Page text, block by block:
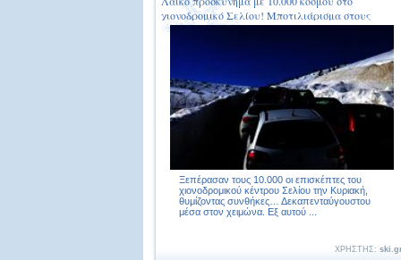
χιονοδρομικό Σελίου! Μποτιλιάρισμα στους
δρόμους
Ξεπέρασαν τους 10.000 οι επισκέπτες του
χιονοδρομικού κέντρου Σελίου την Κυριακή,
θυμίζοντας συνθήκες… Δεκαπενταύγουστου
μέσα στον χειμώνα. Εξ αυτού ...
ΧΡΗΣΤΗΣ: